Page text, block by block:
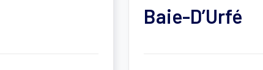
Baie-D’Urfé